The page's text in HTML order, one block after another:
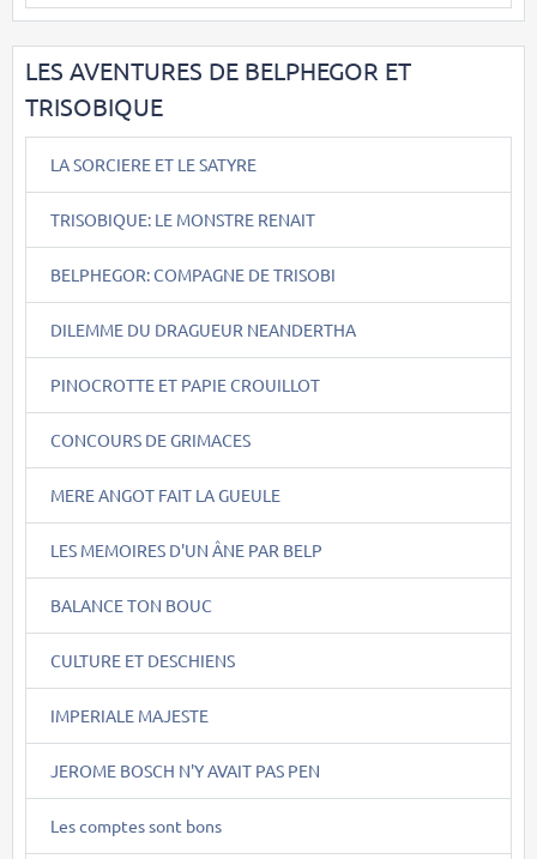
LES AVENTURES DE BELPHEGOR ET
TRISOBIQUE
LA SORCIERE ET LE SATYRE
TRISOBIQUE: LE MONSTRE RENAIT
BELPHEGOR: COMPAGNE DE TRISOBI
DILEMME DU DRAGUEUR NEANDERTHA
PINOCROTTE ET PAPIE CROUILLOT
CONCOURS DE GRIMACES
MERE ANGOT FAIT LA GUEULE
LES MEMOIRES D'UN ÂNE PAR BELP
BALANCE TON BOUC
CULTURE ET DESCHIENS
IMPERIALE MAJESTE
JEROME BOSCH N'Y AVAIT PAS PEN
Les comptes sont bons